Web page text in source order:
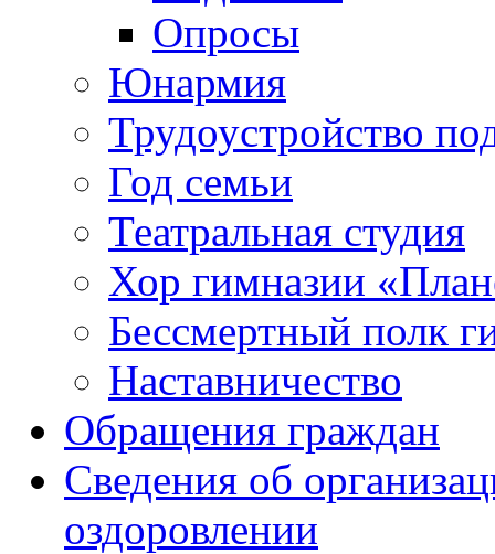
Опросы
Юнармия
Трудоустройство
Год семьи
Театральная студия
Хор гимназии
Бессмертный полк
Наставничество
Обращения граждан
Сведения об
оздоровлении